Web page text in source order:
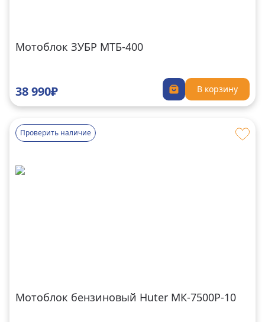
Мотоблок ЗУБР МТБ-400
38 990₽ В корзину
Проверить наличие
Мотоблок бензиновый Huter MК-7500P-10